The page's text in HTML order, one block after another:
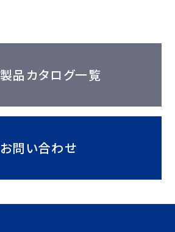
製品カタログ一覧
お問い合わせ